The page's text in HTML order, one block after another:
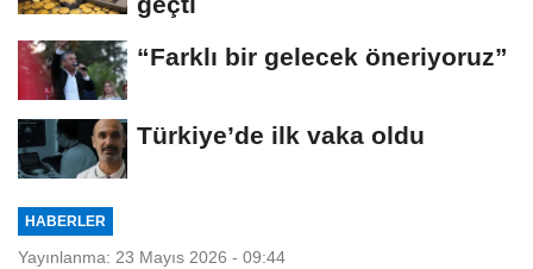
“Farklı bir gelecek öneriyoruz”
Türkiye’de ilk vaka oldu
HABERLER
Yayınlanma: 23 Mayıs 2026 - 09:44